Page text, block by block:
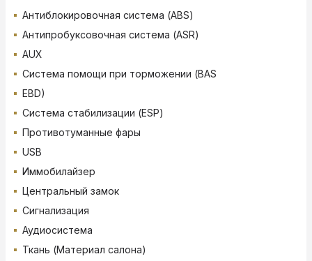
Антиблокировочная система (ABS)
Антипробуксовочная система (ASR)
AUX
Система помощи при торможении (BAS
EBD)
Система стабилизации (ESP)
Противотуманные фары
USB
Иммобилайзер
Центральный замок
Сигнализация
Аудиосистема
Ткань (Материал салона)